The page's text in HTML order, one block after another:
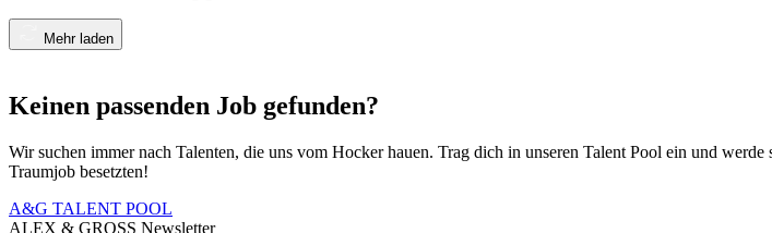
Mehr laden
Keinen passenden Job gefunden?
Wir suchen immer nach Talenten, die uns vom Hocker hauen. Trag dich in unseren Talent Pool ein und
Traumjob besetzten!
A&G TALENT POOL
ALEX & GROSS Newsletter